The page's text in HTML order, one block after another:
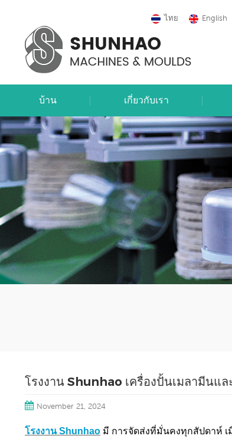
ไทย English
บ้าน เกี่ยวกับเรา
โรงงาน Shunhao เครื่องปั้นเมลามีนแ
November 21, 2024
โรงงาน Shunhao มี การจัดส่งที่มั่นคงทุกสัปดาห์